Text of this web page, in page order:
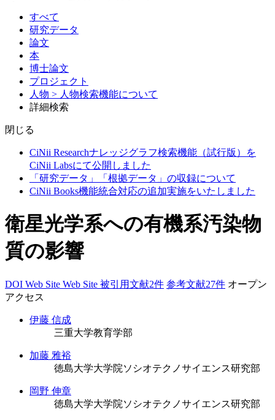
すべて
研究データ
論文
本
博士論文
プロジェクト
人物 > 人物検索機能について
詳細検索
閉じる
CiNii Researchナレッジグラフ検索機能（試行版）を
CiNii Labsにて公開しました
「研究データ」「根拠データ」の収録について
CiNii Books機能統合対応の追加実施をいたしました
衛星光学系への有機系汚染物
質の影響
DOI Web Site Web Site 被引用文献2件 参考文献27件 オープン
アクセス
伊藤 信成
三重大学教育学部
加藤 雅裕
徳島大学大学院ソシオテクノサイエンス研究部
岡野 伸章
徳島大学大学院ソシオテクノサイエンス研究部